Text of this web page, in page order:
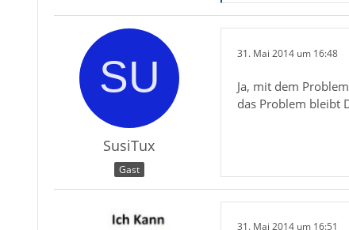
SusiTux
Gast
31. Mai 2014 um 16:48
Ja, mit dem
das Problem bleibt
31. Mai 2014 um 16:51